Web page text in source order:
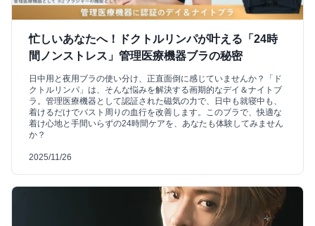
忙しいあなたへ！ドクトルリンパが叶える「24時
間ノンストレス」管理医療機器ブラの秘密
日中用と夜用ブラの使い分け、正直面倒に感じていませんか？「ド
クトルリンパ」は、そんな悩みを解決する画期的なデイ＆ナイトブ
ラ。管理医療機器として認証された磁気の力で、日中も就寝中も、
着けるだけでバスト周りの血行を改善します。このブラで、快適な
着け心地と手間いらずの24時間ケアを、あなたも体験してみません
か？
2025/11/26